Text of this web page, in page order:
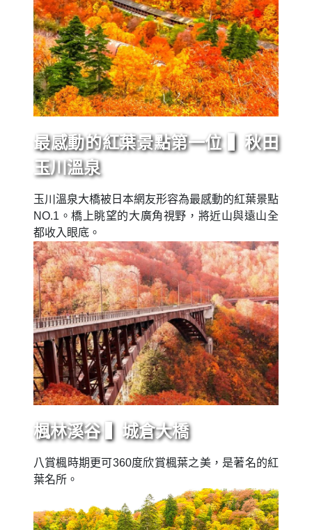
最感動的紅葉景點第一位 ▍秋田
玉川溫泉
玉川溫泉大橋被日本網友形容為最感動的紅葉景點
NO.1。橋上眺望的大廣角視野，將近山與遠山全
都收入眼底。
楓林溪谷 ▍城倉大橋
八賞楓時期更可360度欣賞楓葉之美，是著名的紅
葉名所。